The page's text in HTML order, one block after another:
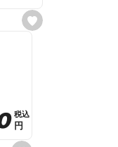
s
e
税込
税込
円
円